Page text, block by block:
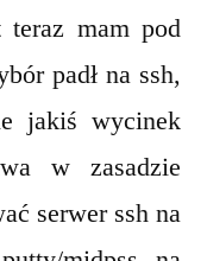
teraz mam pod
padł na ssh,
jakiś wycinek
w zasadzie
serwer ssh na